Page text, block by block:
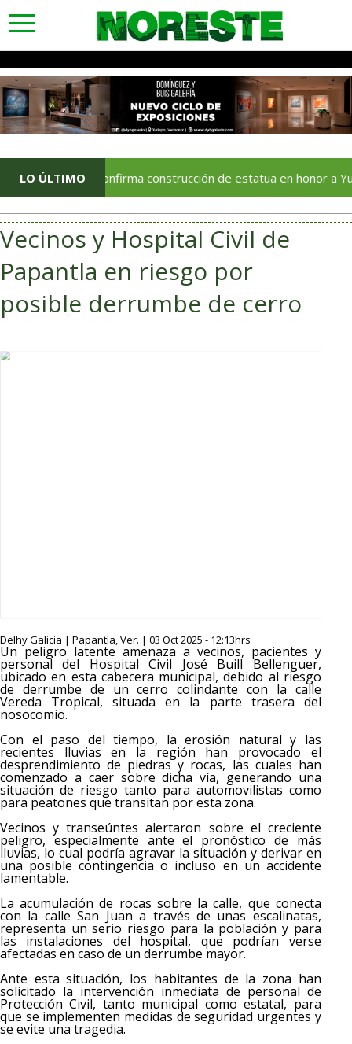
toggle
navigation
LO ÚLTIMO
confirma construcción de estatua en honor a Yuri en
Vecinos y Hospital Civil de
Papantla en riesgo por
posible derrumbe de cerro
Delhy Galicia | Papantla, Ver. | 03 Oct 2025 - 12:13hrs
Un peligro latente amenaza a vecinos, pacientes y
personal del Hospital Civil José Buill Bellenguer,
ubicado en esta cabecera municipal, debido al riesgo
de derrumbe de un cerro colindante con la calle
Vereda Tropical, situada en la parte trasera del
nosocomio.
Con el paso del tiempo, la erosión natural y las
recientes lluvias en la región han provocado el
desprendimiento de piedras y rocas, las cuales han
comenzado a caer sobre dicha vía, generando una
situación de riesgo tanto para automovilistas como
para peatones que transitan por esta zona.
Vecinos y transeúntes alertaron sobre el creciente
peligro, especialmente ante el pronóstico de más
lluvias, lo cual podría agravar la situación y derivar en
una posible contingencia o incluso en un accidente
lamentable.
La acumulación de rocas sobre la calle, que conecta
con la calle San Juan a través de unas escalinatas,
representa un serio riesgo para la población y para
las instalaciones del hospital, que podrían verse
afectadas en caso de un derrumbe mayor.
Ante esta situación, los habitantes de la zona han
solicitado la intervención inmediata de personal de
Protección Civil, tanto municipal como estatal, para
que se implementen medidas de seguridad urgentes y
se evite una tragedia.